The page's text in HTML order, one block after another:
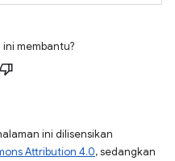
membantu?
ini dilisensikan
Attribution 4.0, sedangkan